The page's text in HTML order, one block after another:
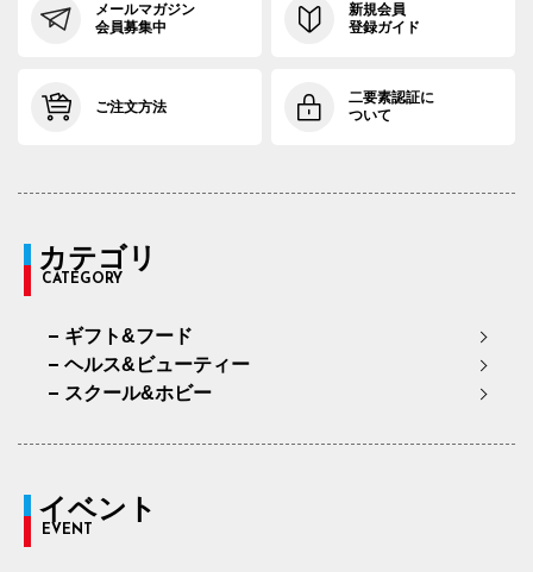
メールマガジン
会員募集中
新規会員
登録ガイド
ご注文方法
二要素認証に
ついて
カテゴリ
CATEGORY
ギフト&フード
ヘルス&ビューティー
スクール&ホビー
イベント
EVENT